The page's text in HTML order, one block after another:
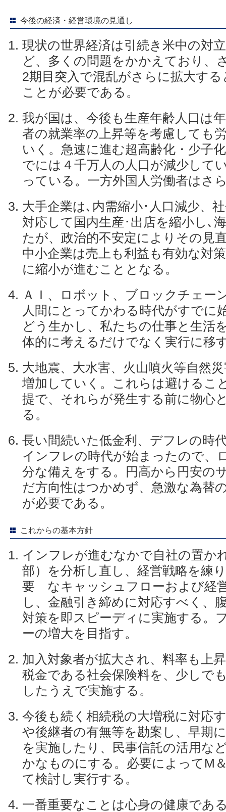
今後の経済・経営環境の見通し
現状の世界経済は引続き米中の対
ど、多くの問題をかかえており、
2期目突入で混乱がさらに拡大す
ことが必要である。
我が国は、今後も生産年齢人口は
者の就業率の上昇等を考慮しても
いく。急速に進む超高齢化・少子
でには４千万人の人口が減少して
っている。一方外国人労働者はさ
大手企業は､内需縮小･人口減少、
対応して国内生産･出店を縮小し､
たが、政治的不安定によりその見
中小企業は売上も利益も有効な対
に縮小が進むこととなる。
ＡＩ、ロボット、ブロックチェー
人間にとってかわる時代がすでに
どう生かし、私たちの仕事と生活
体的に考えるだけでなく実行に移
大地震、大水害、火山噴火等自然
増加していく。これらは避けるこ
提で、それらが発生する前に物心
る。
長い間続いた低金利、デフレの時
インフレの時代が始まったので、
分な備えをする。円高から円安の
だ方向性はつかめず、急激な為替
が必要である。
これからの基本方針
インフレが進むなかで自社の置か
部）を分析し直し、経営戦略を練
要 なキャッシュフローおよび経
し、金融引き締めに対応すべく、
対策を即スピーディに実施する。
ーの増大を目指す。
加入対象者が拡大され、料率も上
税金である社会保険料を、少しで
したうえで実施する。
今後も続く相続税の大増税に対応
や後継者の有無等を勘案し、早期
を実施したり、民事信託の活用な
かなものにする。必要によってМ
て検討し実行する。
一番重要なことは心身の健康であ